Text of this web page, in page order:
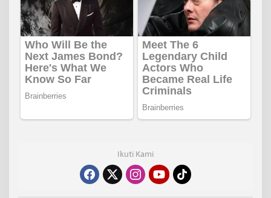
Ikuti Kami